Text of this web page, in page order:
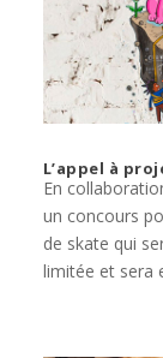
L’appel à
En
un concours
de skate qui
limitée et sera